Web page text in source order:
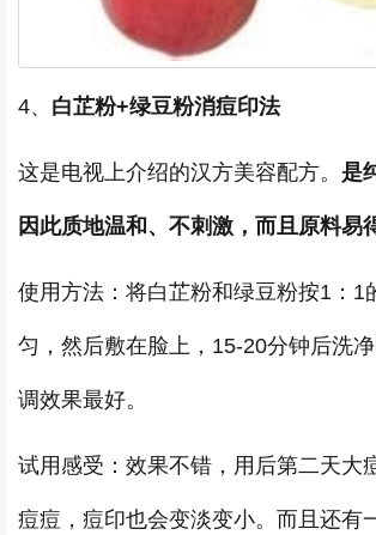
4、 白芷粉+绿豆粉消痘印法
这是电视上介绍的汉方美容配方。 是
因此质地温和、不刺激，而且原料易
使用方法：将白芷粉和绿豆粉按1：1
匀，然后敷在脸上，15-20分钟后洗
调效果最好。
试用感受：效果不错，用后第二天大
痘痘，痘印也会变淡变小。而且还有